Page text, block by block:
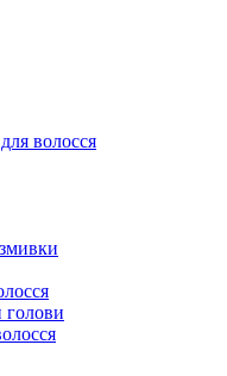
волосся
голови